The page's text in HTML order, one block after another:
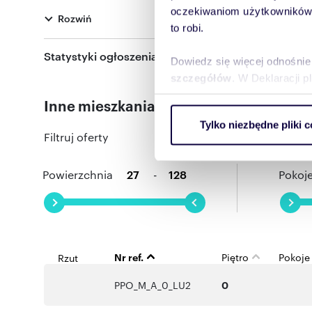
oczekiwaniom
to robi.
Dowiedz się więcej
szczegółów . W Deklaracji
ruch w naszej witrynie.
reklamowym i
uzyskanymi podczas
Tylko niezbędne pliki
Rozwiń
Statystyki ogłoszenia:
Inne mieszkania dostępne w tej
Filtruj oferty
Powierzchnia -
Rzut Nr ref. Piętro Pokoje
PPO_M_A_0_LU2
0